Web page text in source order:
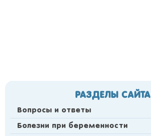
РАЗДЕЛЫ САЙТА
Вопросы и ответы
Болезни при беременности